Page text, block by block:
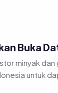
Buka
minyak
untuk